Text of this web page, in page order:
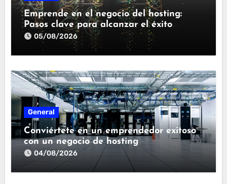
Emprende en el negocio del hosting:
Pasos clave para alcanzar el éxito
empresarial
05/08/2026
General
Conviértete en un emprendedor exitoso
con un negocio de hosting
04/08/2026